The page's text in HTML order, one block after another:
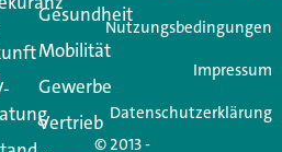
Gesundheit
Mobilität
Gewerbe
Vertrieb
© 2013 -
Nutzungsbedingungen
Impressum
Datenschutzerklärung